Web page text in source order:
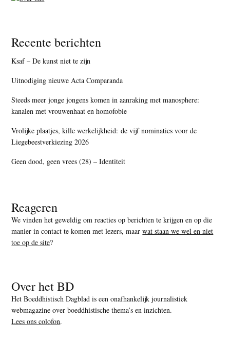
Recente berichten
Ksaf – De kunst niet te zijn
Uitnodiging nieuwe Acta Comparanda
Steeds meer jonge jongens komen in aanraking met manosphere:
kanalen met vrouwenhaat en homofobie
Vrolijke plaatjes, kille werkelijkheid: de vijf nominaties voor de
Liegebeestverkiezing 2026
Geen dood, geen vrees (28) – Identiteit
Reageren
We vinden het geweldig om reacties op berichten te krijgen en op die
manier in contact te komen met lezers, maarwat staan we wel en niet
toe op de site?
Over het BD
Het Boeddhistisch Dagblad is een onafhankelijk journalistiek
webmagazine over boeddhistische thema’s en inzichten.
Lees ons colofon.